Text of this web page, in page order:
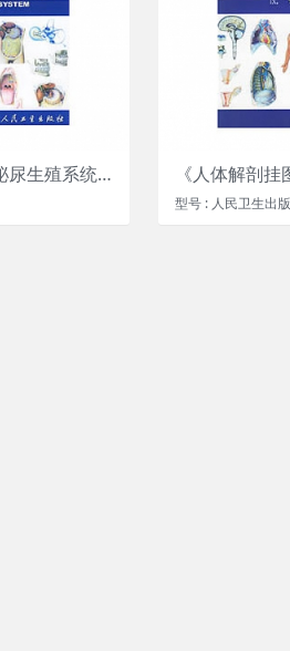
《人体解剖挂图》-泌尿生殖系统挂图（18张）
型号 : 人民卫生出